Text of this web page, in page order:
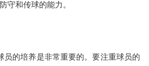
守和传球的能力。
员的培养是非常重要的。要注重球员的